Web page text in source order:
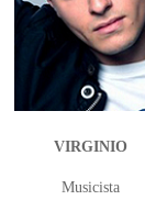
VIRGINIO
Musicista